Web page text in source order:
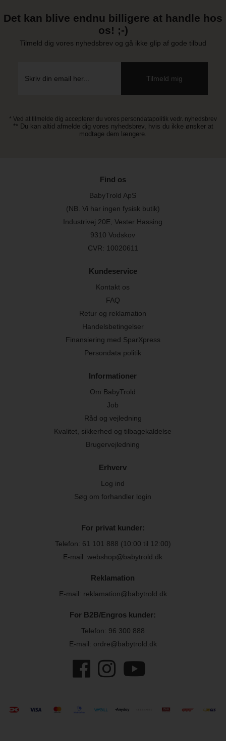
Det kan blive endnu billigere at handle hos
os! ;-)
Tilmeld dig vores nyhedsbrev og gå ikke glip af gode tilbud
* Ved at tilmelde dig accepterer du vores persondatapolitik vedr. nyhedsbrev
** Du kan altid afmelde dig vores nyhedsbrev, hvis du ikke ønsker at
modtage dem længere.
Find os
BabyTrold ApS
(NB. Vi har ingen fysisk butik)
Industrivej 20E, Vester Hassing
9310 Vodskov
CVR: 10020611
Kundeservice
Kontakt os
FAQ
Retur og reklamation
Handelsbetingelser
Finansiering med SparXpress
Persondata politik
Informationer
Om BabyTrold
Job
Råd og vejledning
Kvalitet, sikkerhed og tilbagekaldelse
Brugervejledning
Erhverv
Log ind
Søg om forhandler login
For privat kunder:
Telefon: 61 101 888 (10:00 til 12:00)
E-mail: webshop@babytrold.dk
Reklamation
E-mail: reklamation@babytrold.dk
For B2B/Engros kunder:
Telefon: 96 300 888
E-mail: ordre@babytrold.dk